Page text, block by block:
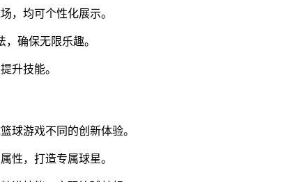
，均可个性化展示。
确保无限乐趣。
升技能。
球游戏不同的创新体验。
性，打造专属球星。